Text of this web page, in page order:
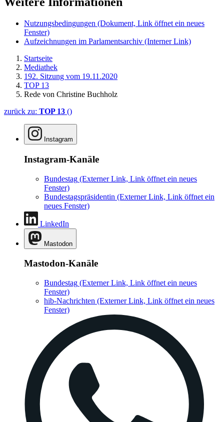
Nutzungsbedingungen (Dokument, Link öffnet ein neues
Fenster)
Aufzeichnungen im Parlamentsarchiv (Interner Link)
Startseite
Mediathek
192. Sitzung vom 19.11.2020
TOP 13
Rede von Christine Buchholz
zurück zu: TOP 13 ()
Instagram
Instagram-Kanäle
Bundestag (Externer Link, Link öffnet ein neues
Fenster)
Bundestagspräsidentin (Externer Link, Link öffnet ein
neues Fenster)
LinkedIn
Mastodon
Mastodon-Kanäle
Bundestag (Externer Link, Link öffnet ein neues
Fenster)
hib-Nachrichten (Externer Link, Link öffnet ein neues
Fenster)